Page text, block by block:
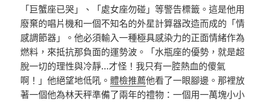
「巨蟹座已哭」、「處女座勿碰」等警告標籤。這是他用
廢棄的唱片機和一個不知名的外星計算器改造而成的「情
感調節器」。他必須輸入一種極具感染力的正面情緒作為
燃料，來抵抗那負面的運勢波。「水瓶座的優勢，就是超
脫一切的理性與冷靜…才怪！我只有一腔熱血的傻氣
啊！」他絕望地低吼。體檢推薦他看了一眼腳邊。那裡放
著一個他為林天秤準備了兩年的禮物：一個用一萬塊小小